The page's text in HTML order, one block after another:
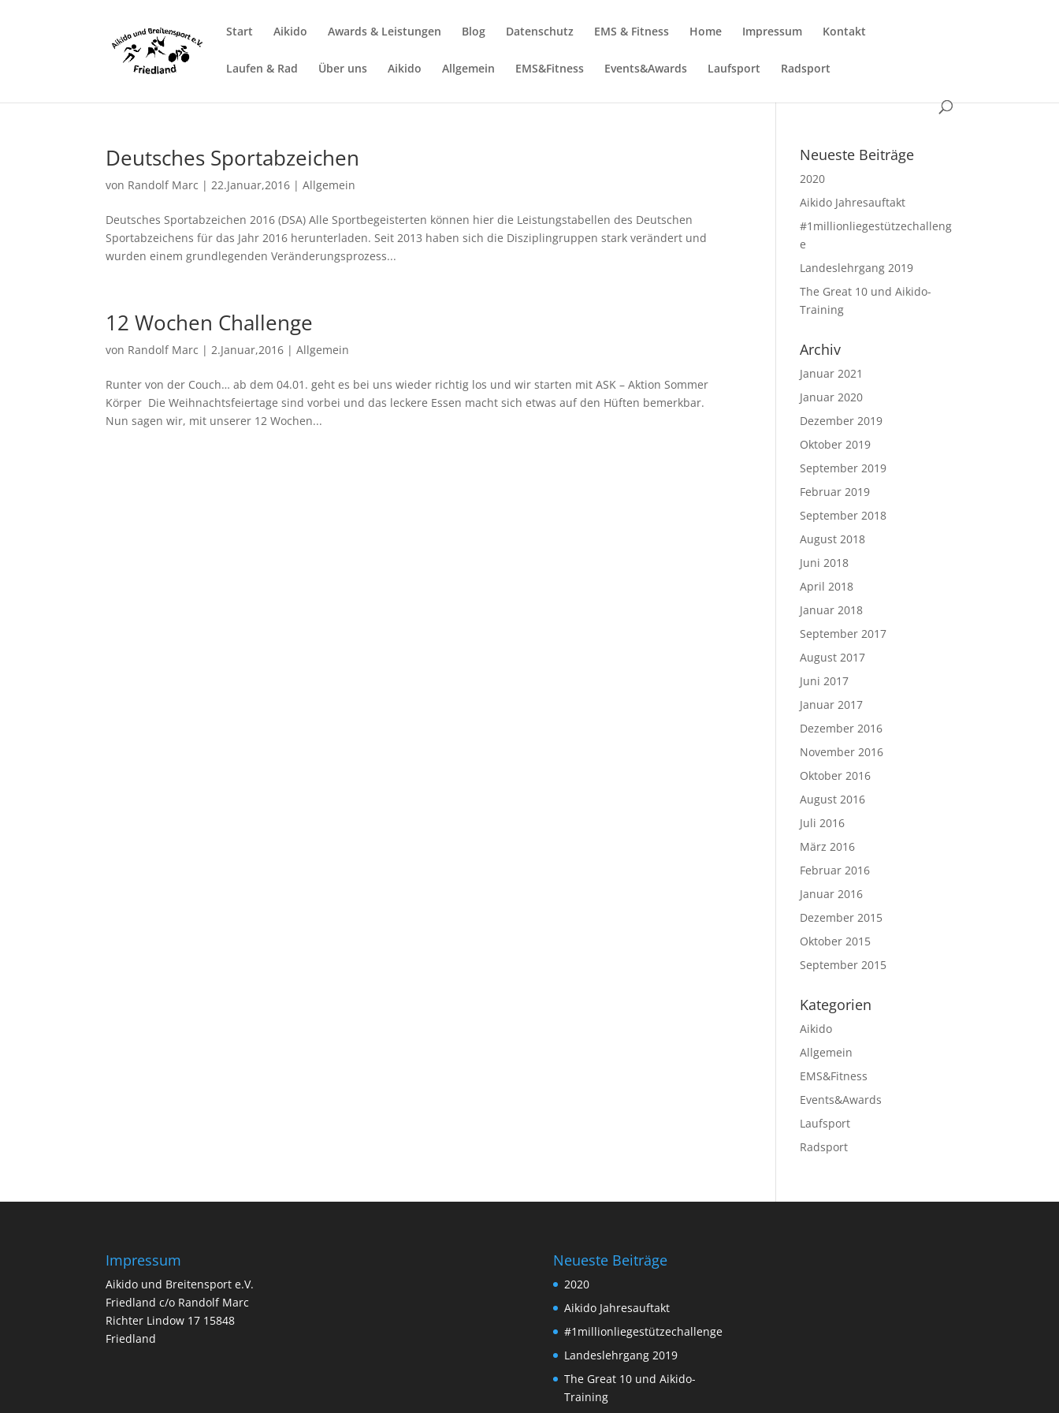
Start Aikido Awards & Leistungen Blog Datenschutz EMS & Fitness Home Impressum Kontakt
Laufen & Rad Über uns Aikido Allgemein EMS&Fitness Events&Awards Laufsport Radsport
Deutsches Sportabzeichen
von Randolf Marc |22.Januar,2016 |Allgemein
Deutsches Sportabzeichen 2016 (DSA) Alle Sportbegeisterten können hier die Leistungstabellen des Deutschen
Sportabzeichens für das Jahr 2016 herunterladen. Seit 2013 haben sich die Disziplingruppen stark verändert und
wurden einem grundlegenden Veränderungsprozess...
12 Wochen Challenge
von Randolf Marc |2.Januar,2016 |Allgemein
Runter von der Couch… ab dem 04.01. geht es bei uns wieder richtig los und wir starten mit ASK – Aktion Sommer
Körper Die Weihnachtsfeiertage sind vorbei und das leckere Essen macht sich etwas auf den Hüften bemerkbar.
Nun sagen wir, mit unserer 12 Wochen...
Neueste Beiträge
2020
Aikido Jahresauftakt
#1millionliegestützechalleng
e
Landeslehrgang 2019
The Great 10 und Aikido-
Training
Archiv
Januar 2021
Januar 2020
Dezember 2019
Oktober 2019
September 2019
Februar 2019
September 2018
August 2018
Juni 2018
April 2018
Januar 2018
September 2017
August 2017
Juni 2017
Januar 2017
Dezember 2016
November 2016
Oktober 2016
August 2016
Juli 2016
März 2016
Februar 2016
Januar 2016
Dezember 2015
Oktober 2015
September 2015
Kategorien
Aikido
Allgemein
EMS&Fitness
Events&Awards
Laufsport
Radsport
Impressum
Aikido und Breitensport e.V.
Friedland c/o Randolf Marc
Richter Lindow 17 15848
Friedland
Neueste Beiträge
2020
Aikido Jahresauftakt
#1millionliegestützechallenge
Landeslehrgang 2019
The Great 10 und Aikido-
Training